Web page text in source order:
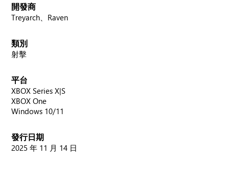
開發商
Treyarch、Raven
類別
射擊
平台
XBOX Series X|S
XBOX One
Windows 10/11
發行日期
2025 年 11 月 14 日